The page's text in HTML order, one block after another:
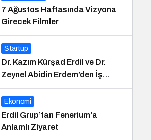
7 Ağustos Haftasında Vizyona
Girecek Filmler
Startup
Dr. Kazım Kürşad Erdil ve Dr.
Zeynel Abidin Erdem’den İş
Dünyası Buluşması
Ekonomi
Erdil Grup’tan Fenerium’a
Anlamlı Ziyaret